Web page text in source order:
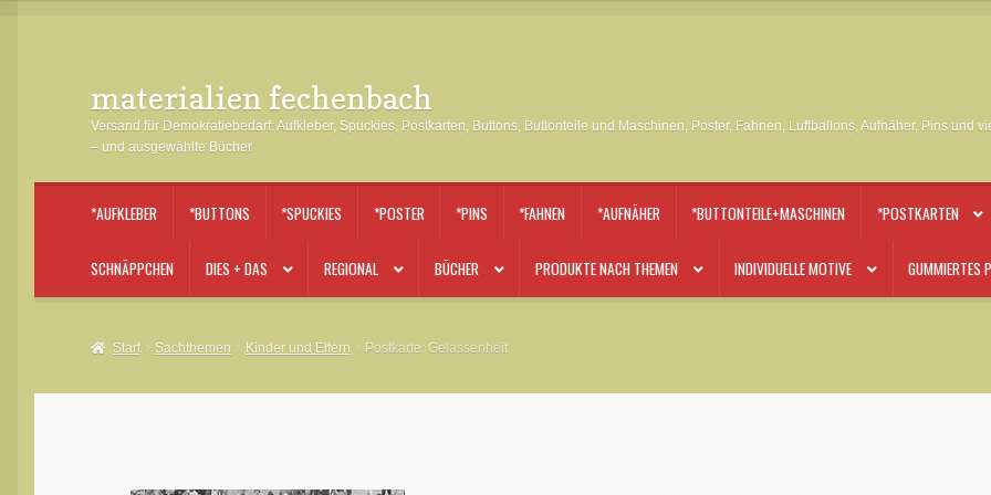
Navigation
springen
Inhalt
springen
materialien fechenbach
Versand für Demokratiebedarf: Aufkleber, Spuckies, Postkarten, Buttons, Buttonteile und Maschinen, Poster, Fahnen, Luftballons, Aufnäher, Pins und
– und ausgewählte Bücher
*AUFKLEBER *BUTTONS *SPUCKIES *POSTER *PINS *FAHNEN *AUFNÄHER *BUTTONTEILE+MASCHINEN *POSTKARTEN
SCHNÄPPCHEN DIES + DAS REGIONAL BÜCHER PRODUKTE NACH THEMEN INDIVIDUELLE MOTIVE GUMMIERTES
Start Sachthemen Kinder und Eltern Postkarte: Gelassenheit